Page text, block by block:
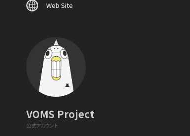
Web Site
VOMS Project
公式アカウント